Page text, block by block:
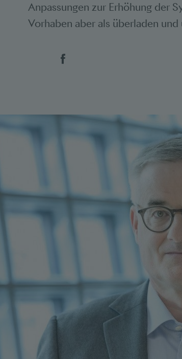
Anpassungen zur Erhöhung der
Vorhaben aber als überladen
Social Bookmarks